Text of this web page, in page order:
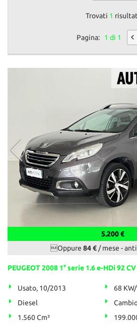
Trovati 1
Pagina: 1 di 1
5.200 €
Oppure 84 €/ mese -
PEUGEOT 2008 1° serie 1.6 e-HDi 92
Usato, 10/2013
68
Diesel
1.560 Cm³